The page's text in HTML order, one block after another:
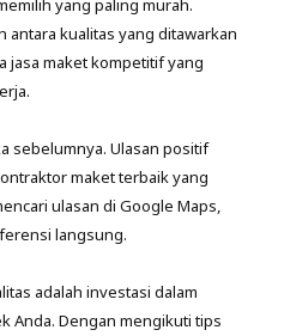
yang paling murah.
kualitas yang ditawarkan
jasa maket kompetitif yang
sebelumnya. Ulasan positif
maket terbaik yang
ulasan di Google Maps,
langsung.
adalah investasi dalam
Anda. Dengan mengikuti tips